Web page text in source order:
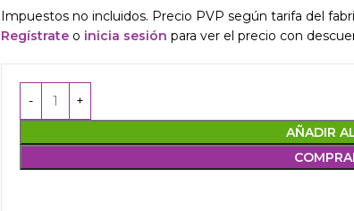
Impuestos no incluidos. Precio PVP según tarifa del
Regístrateo inicia sesión para ver el precio con
AÑADIR